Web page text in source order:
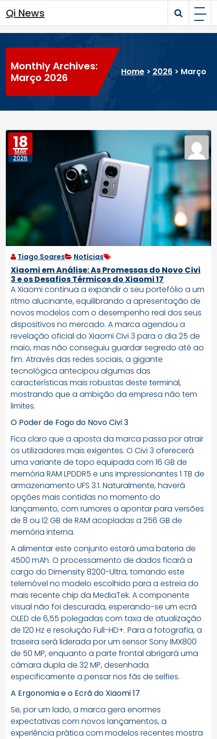
to
content
Qi News
Monthly Archives:
Março 2026
Home > 2026 > Março
18
MAR
2026
Tiago Soares Notícias
Xiaomi em Análise: As Promessas do Novo Civi
3 e os Desafios Térmicos do Xiaomi 17
A Xiaomi continua a expandir o seu portefólio a um
ritmo alucinante, equilibrando a apresentação de
novos modelos com o desempenho real dos seus
dispositivos no mercado. A marca agendou a
revelação oficial do Xiaomi Civi 3 para o dia 25 de
maio, mas não conseguiu guardar segredo até ao
fim. Através das redes sociais, a gigante
tecnológica antecipou algumas das
características mais robustas deste terminal,
mostrando que a ambição da empresa não tem
limites.
O Poder de Fogo do Novo Civi 3
Fica claro que a aposta da marca passa por atrair
os utilizadores mais exigentes. O Civi 3 oferecerá
uma variante de topo equipada com 16 GB de
memória RAM LPDDR5 e uns impressionantes 1 TB de
armazenamento UFS 3.1. Naturalmente, haverá
opções mais contidas no momento do
lançamento, com rumores a apontar para versões
de 8 ou 12 GB de RAM acopladas a 256 GB de
memória interna.
A alimentar este conjunto estará uma bateria de
4500 mAh. O processamento de dados ficará a
cargo do Dimensity 8200-Ultra, tornando este
telemóvel no modelo escolhido para a estreia do
mais recente chip da MediaTek. A componente
visual não foi descurada, esperando-se um ecrã
OLED de 6,55 polegadas com taxa de atualização
de 120 Hz e resolução Full-HD+. Para a fotografia, a
traseira será liderada por um sensor Sony IMX800
de 50 MP, enquanto a parte frontal abrigará uma
câmara dupla de 32 MP, desenhada
especificamente a pensar nos fãs de selfies.
A Ergonomia e o Ecrã do Xiaomi 17
Se, por um lado, a marca gera enormes
expectativas com novos lançamentos, a
experiência prática com modelos recentes mostra